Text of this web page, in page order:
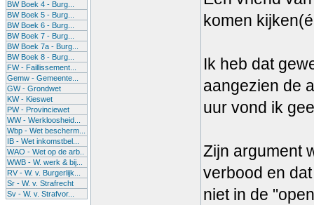
BW Boek 4 - Burg...
BW Boek 5 - Burg...
BW Boek 6 - Burg...
BW Boek 7 - Burg...
BW Boek 7a - Burg...
BW Boek 8 - Burg...
FW - Faillissement...
Gemw - Gemeente...
GW - Grondwet
KW - Kieswet
PW - Provinciewet
WW - Werkloosheid...
Wbp - Wet bescherm...
IB - Wet inkomstbel...
WAO - Wet op de arb..
WWB - W. werk & bij...
RV - W. v. Burgerlijk...
Sr - W. v. Strafrecht
Sv - W. v. Strafvor...
komen
Ik heb dat
aangezien de
uur vond ik
Zijn argument
verbood en
niet in de